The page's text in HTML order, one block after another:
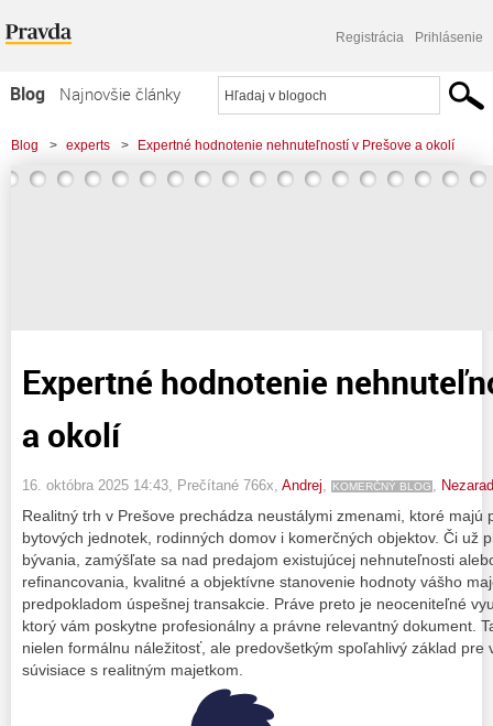
Registrácia Prihlásenie
Blog
Najnovšie články
Najčítanejšie články
Najkomentovanejšie články
Blog > experts > Expertné hodnotenie nehnuteľností v Prešove a okolí
Expertné hodnotenie
a okolí
16. októbra 2025 14:43 , Prečítané 766x, Andrej KOMERČNÝ BLOG
Realitný trh v Prešove prechádza neustálymi zmenami, ktoré majú
bytových jednotek, rodinných domov i komerčných objektov. Či už
bývania, zamýšľate sa nad predajom existujúcej nehnuteľnosti
refinancovania, kvalitné a objektívne stanovenie hodnoty vášho
predpokladom úspešnej transakcie. Práve preto je neoceniteľné
ktorý vám poskytne profesionálny a právne relevantný dokument.
nielen formálnu náležitosť, ale predovšetkým spoľahlivý základ pre
súvisiace s realitným majetkom.